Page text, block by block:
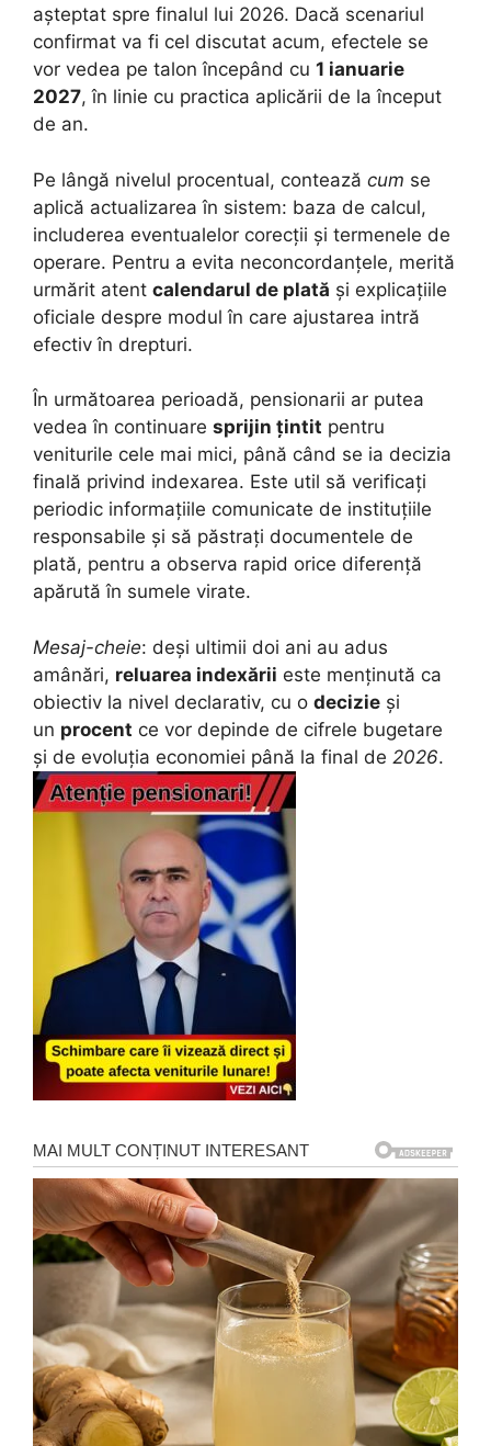
așteptat spre finalul lui 2026. Dacă scenariul
confirmat va fi cel discutat acum, efectele se
vor vedea pe talon începând cu 1 ianuarie
2027, în linie cu practica aplicării de la început
de an.
Pe lângă nivelul procentual, contează cum se
aplică actualizarea în sistem: baza de calcul,
includerea eventualelor corecții și termenele de
operare. Pentru a evita neconcordanțele, merită
urmărit atent calendarul de plată și explicațiile
oficiale despre modul în care ajustarea intră
efectiv în drepturi.
În următoarea perioadă, pensionarii ar putea
vedea în continuare sprijin țintit pentru
veniturile cele mai mici, până când se ia decizia
finală privind indexarea. Este util să verificați
periodic informațiile comunicate de instituțiile
responsabile și să păstrați documentele de
plată, pentru a observa rapid orice diferență
apărută în sumele virate.
Mesaj-cheie: deși ultimii doi ani au adus
amânări, reluarea indexării este menținută ca
obiectiv la nivel declarativ, cu o decizie și
un procent ce vor depinde de cifrele bugetare
și de evoluția economiei până la final de 2026.